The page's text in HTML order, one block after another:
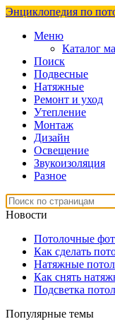
Энциклопедия по
Меню
Каталог
Поиск
Подвесные
Натяжные
Ремонт и уход
Утепление
Монтаж
Дизайн
Освещение
Звукоизоляция
Разное
Новости
Потолочные
Как сделать
Натяжные
Как снять
Подсветка
Популярные темы